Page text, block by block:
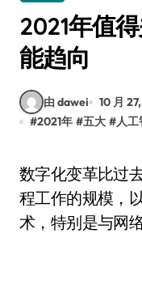
2021年值
能趋向
由 dawei 10 月
#2021年 #五大 #人
数字化变革比过去10年更多，这主要是由于远
程工作的规模，
术，特别是与网